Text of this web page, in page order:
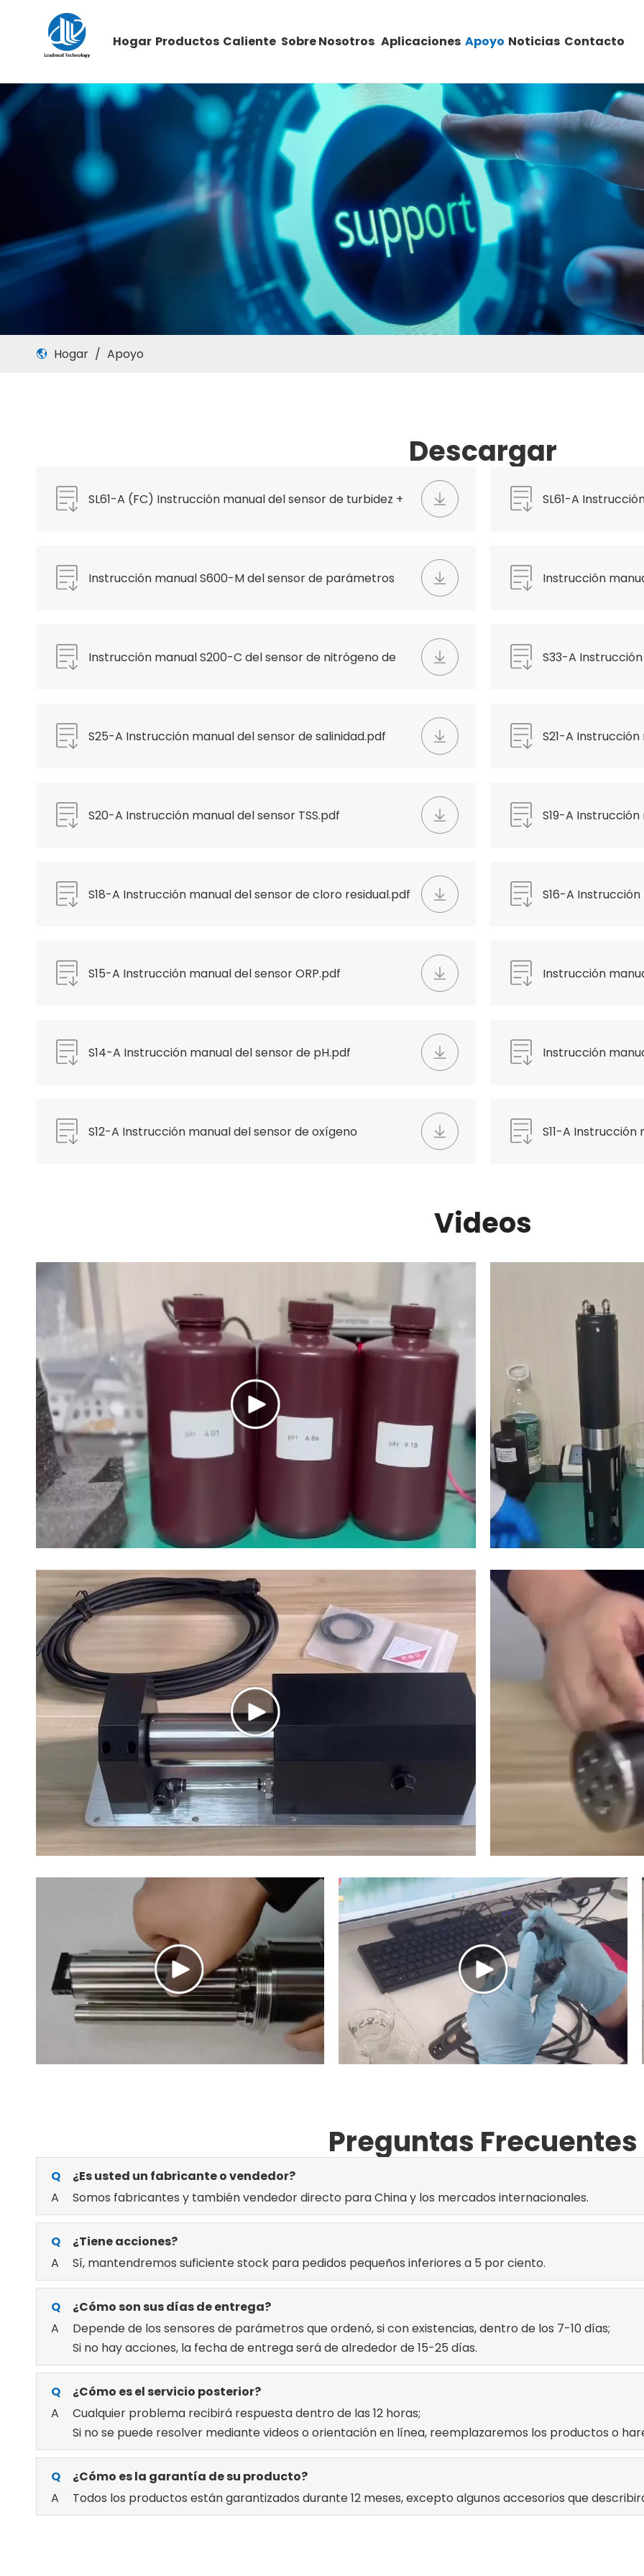
Hogar Productos Caliente Sobre Nosotros Aplicaciones Apoyo Noticias Contacto
Hogar / Apoyo
Descargar
SL61-A (FC) Instrucción manual del sensor de turbidez +
SL61-A
Instrucción manual S600-M del sensor de parámetros
Instrucción
Instrucción manual S200-C del sensor de nitrógeno de
S33-A
S25-A Instrucción manual del sensor de salinidad.pdf
S21-A
S20-A Instrucción manual del sensor TSS.pdf S19-A
S18-A Instrucción manual del sensor de cloro residual.pdf S16-A
S15-A Instrucción manual del sensor ORP.pdf Instrucción
S14-A Instrucción manual del sensor de pH.pdf
Instrucción
S12-A Instrucción manual del sensor de oxígeno
S11-A
Videos
Preguntas Frecuentes
Q
¿Es usted un fabricante o vendedor?
A
Somos fabricantes y también vendedor directo para China y los mercados internacionales.
Q
¿Tiene acciones?
A
Sí, mantendremos suficiente stock para pedidos pequeños inferiores a 5 por ciento.
Q
¿Cómo son sus días de entrega?
A
Depende de los sensores de parámetros que ordenó, si con existencias, dentro de los 7-10 días;
Si no hay acciones, la fecha de entrega será de alrededor de 15-25 días.
Q
¿Cómo es el servicio posterior?
A
Cualquier problema recibirá respuesta dentro de las 12 horas;
Si no se puede resolver mediante videos o orientación en línea, reemplazaremos los productos o
Q
¿Cómo es la garantía de su producto?
A
Todos los productos están garantizados durante 12 meses, excepto algunos accesorios que